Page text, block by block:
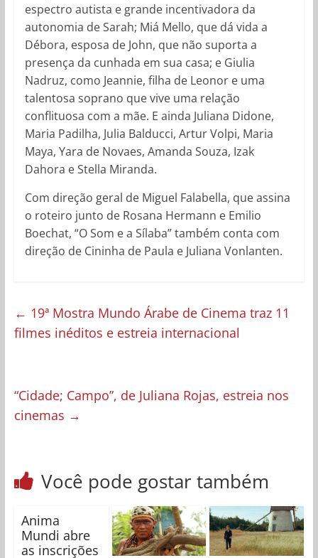
espectro autista e grande incentivadora da
autonomia de Sarah; Miá Mello, que dá vida a
Débora, esposa de John, que não suporta a
presença da cunhada em sua casa; e Giulia
Nadruz, como Jeannie, filha de Leonor e uma
talentosa soprano que vive uma relação
conflituosa com a mãe. E ainda Juliana Didone,
Maria Padilha, Julia Balducci, Artur Volpi, Maria
Maya, Yara de Novaes, Amanda Souza, Izak
Dahora e Stella Miranda.
Com direção geral de Miguel Falabella, que assina
o roteiro junto de Rosana Hermann e Emilio
Boechat, “O Som e a Sílaba” também conta com
direção de Cininha de Paula e Juliana Vonlanten.
← 19ª Mostra Mundo Árabe de Cinema traz 11
filmes inéditos e estreia internacional
“Cidade; Campo”, de Juliana Rojas, estreia nos
cinemas →
Você pode gostar também
Anima
Mundi abre
as inscrições